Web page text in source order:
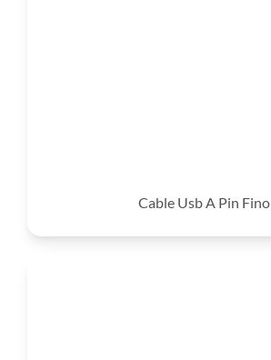
Cable Usb A Pin Fino